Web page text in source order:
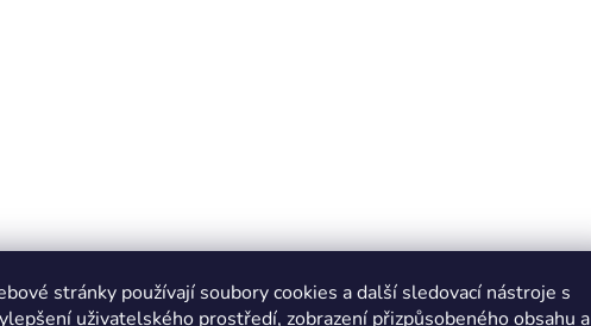
stránky používají soubory cookies a další sledovací nástroje s
uživatelského prostředí, zobrazení přizpůsobeného obsahu a